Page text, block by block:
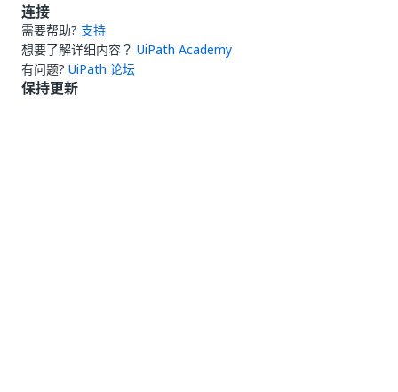
连接
需要帮助? 支持
想要了解详细内容？ UiPath Academy
有问题? UiPath 论坛
保持更新